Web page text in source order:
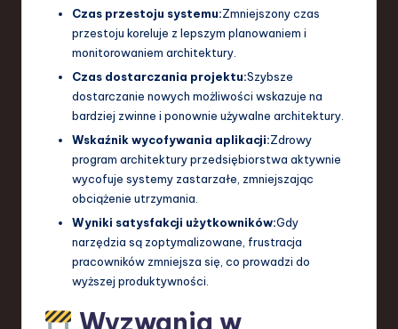
Czas przestoju systemu:Zmniejszony czas
przestoju koreluje z lepszym planowaniem i
monitorowaniem architektury.
Czas dostarczania projektu:Szybsze
dostarczanie nowych możliwości wskazuje na
bardziej zwinne i ponownie używalne architektury.
Wskaźnik wycofywania aplikacji:Zdrowy
program architektury przedsiębiorstwa aktywnie
wycofuje systemy zastarzałe, zmniejszając
obciążenie utrzymania.
Wyniki satysfakcji użytkowników:Gdy
narzędzia są zoptymalizowane, frustracja
pracowników zmniejsza się, co prowadzi do
wyższej produktywności.